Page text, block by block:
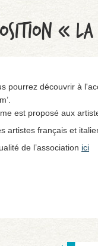
« LA
pourrez découvrir à
est proposé aux
artistes français et
de l’association ici